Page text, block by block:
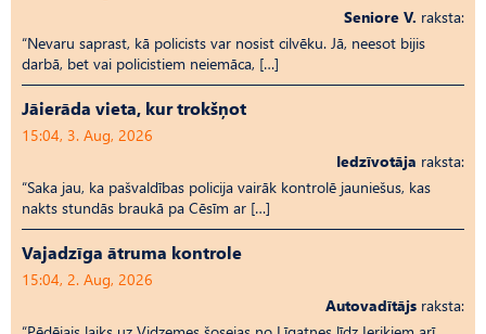
Seniore V. raksta:
“Nevaru saprast, kā policists var nosist cilvēku. Jā, neesot bijis
darbā, bet vai policistiem neiemāca, […]
Jāierāda vieta, kur trokšņot
15:04, 3. Aug, 2026
Iedzīvotāja raksta:
“Saka jau, ka pašvaldības policija vairāk kontrolē jauniešus, kas
nakts stundās braukā pa Cēsīm ar […]
Vajadzīga ātruma kontrole
15:04, 2. Aug, 2026
Autovadītājs raksta: